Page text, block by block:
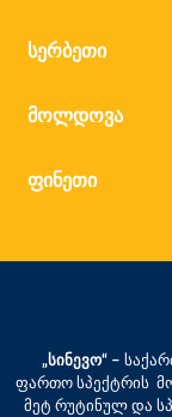
სერბეთი
მოლდოვა
ფინეთი
„სინევო“ –
ფართო სპექტრის
მეტ რუტინულ და